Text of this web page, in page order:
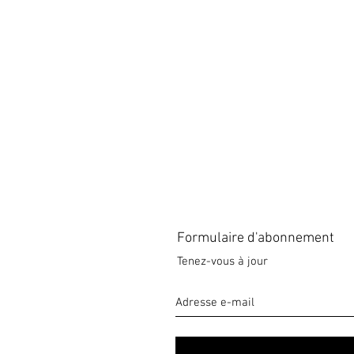
Formulaire d'abonnement
Tenez-vous à jour